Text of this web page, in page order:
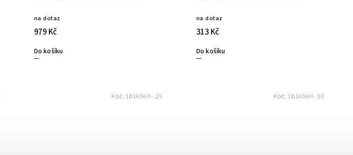
na dotaz
979 Kč
Do košíku
na dotaz
313 Kč
Do košíku
Kód: 1B1606H-.25 Kód: 1B1606H-.50